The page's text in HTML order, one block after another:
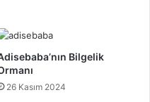
Bilgelik
26 Kasım 2024